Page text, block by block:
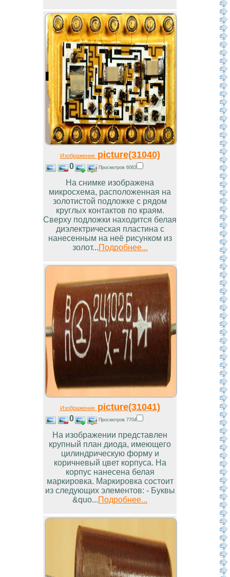
Изображениеpicture(31040)
0 Просмотров 6063
На снимке изображена
микросхема, расположенная на
золотистой подложке с рядом
круглых контактов по краям.
Сверху подложки находится белая
диэлектрическая пластина с
нанесенным на неё рисунком из
золот...Подробнее...
Изображениеpicture(31041)
0 Просмотров 7704
На изображении представлен
крупный план диода, имеющего
цилиндрическую форму и
коричневый цвет корпуса. На
корпус нанесена белая
маркировка. Маркировка состоит
из следующих элементов: - Буквы
&quo...Подробнее...